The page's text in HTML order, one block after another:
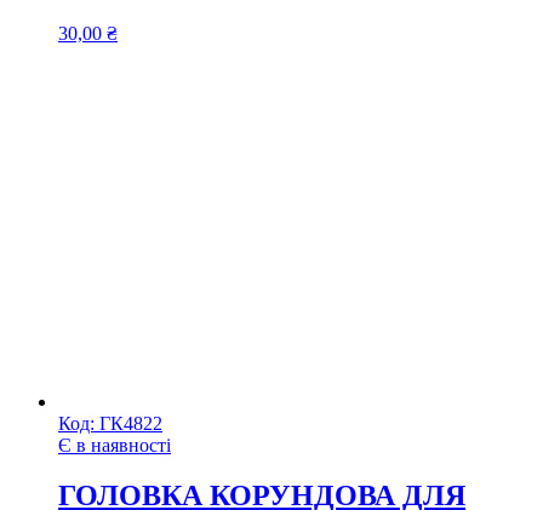
30,00 ₴
Код: ГК4822
Є в наявності
ГОЛОВКА КОРУНДОВА ДЛЯ